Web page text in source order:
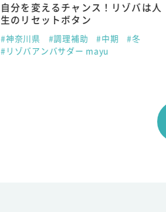
自分を変えるチャンス！リゾバは人
生のリセットボタン
#神奈川県 #調理補助 #中期
#冬
#リゾバアンバサダー mayu